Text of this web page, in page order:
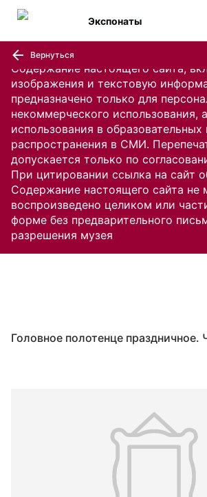
Содержание настоящего сайта,
изображения и текстовую
предназначено только для
некоммерческого использования,
использования в образовательных
распространения в СМИ.
допускается только по
При цитировании ссылка на сайт
Содержание настоящего сайта не
воспроизведено целиком или
форме без предварительного
разрешения музея
Экспонаты
Вернуться
Головное полотенце праздничное.